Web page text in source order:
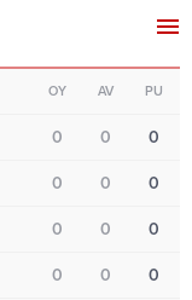
OY AV PU
0 0 0
0 0 0
0 0 0
0 0 0